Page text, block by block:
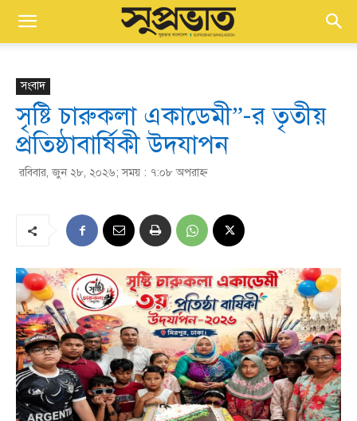
সংবাদ
সৃষ্টি চারুকলা একাডেমী”-র তৃতীয়
প্রতিষ্ঠাবার্ষিকী উদযাপন
রবিবার, জুন ২৮, ২০২৬; সময় : ৭:০৮ অপরাহ্ণ